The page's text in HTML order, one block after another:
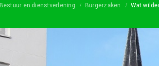
Bestuur en dienstverlening Burgerzaken Wat